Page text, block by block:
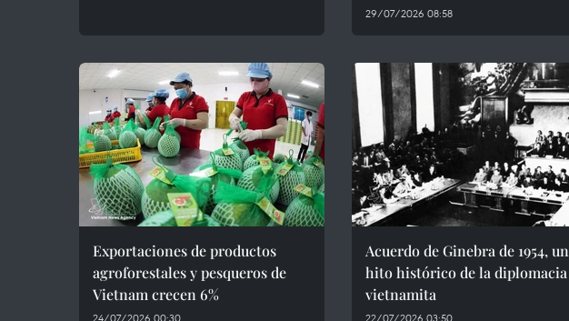
29/07/2026 08:58
Exportaciones de productos
agroforestales y pesqueros de
Vietnam crecen 6%
24/07/2026 00:30
Acuerdo de Ginebra de 1954, un
hito histórico de la diplomacia
vietnamita
22/07/2026 03:50